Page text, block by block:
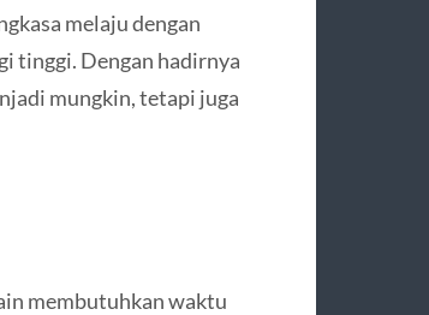
melaju dengan
tinggi. Dengan hadirnya
mungkin, tetapi juga
membutuhkan waktu